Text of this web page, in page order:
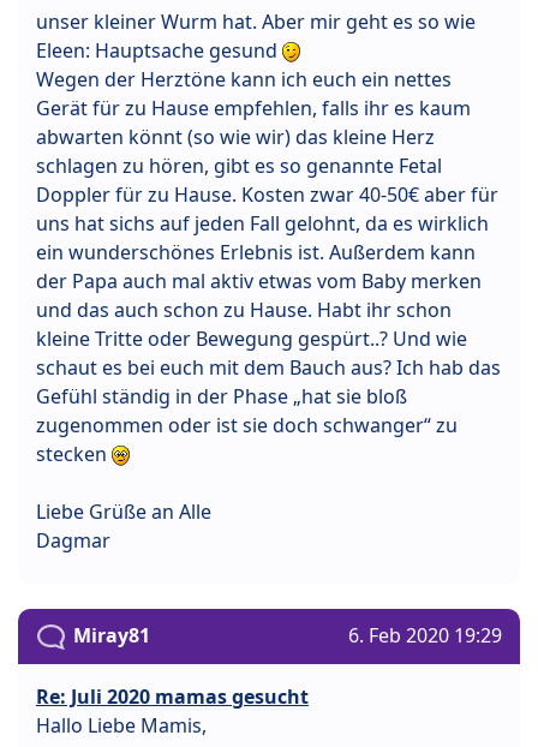
unser kleiner Wurm hat. Aber mir geht es so wie
Eleen: Hauptsache gesund
Wegen der Herztöne kann ich euch ein nettes
Gerät für zu Hause empfehlen, falls ihr es kaum
abwarten könnt (so wie wir) das kleine Herz
schlagen zu hören, gibt es so genannte Fetal
Doppler für zu Hause. Kosten zwar 40-50€ aber für
uns hat sichs auf jeden Fall gelohnt, da es wirklich
ein wunderschönes Erlebnis ist. Außerdem kann
der Papa auch mal aktiv etwas vom Baby merken
und das auch schon zu Hause. Habt ihr schon
kleine Tritte oder Bewegung gespürt..? Und wie
schaut es bei euch mit dem Bauch aus? Ich hab das
Gefühl ständig in der Phase „hat sie bloß
zugenommen oder ist sie doch schwanger“ zu
stecken
Liebe Grüße an Alle
Dagmar
Miray81 6. Feb 2020 19:29
Re: Juli 2020 mamas gesucht
Hallo Liebe Mamis,